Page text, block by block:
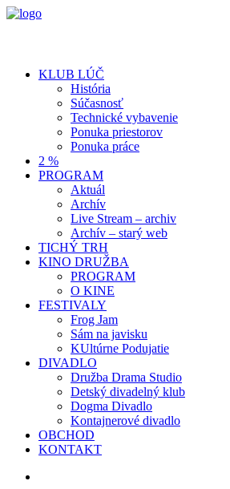
KLUB LÚČ
História
Súčasnosť
Technické vybavenie
Ponuka priestorov
Ponuka práce
2 %
PROGRAM
Aktuál
Archív
Live Stream – archiv
Archív – starý web
TICHÝ TRH
KINO DRUŽBA
PROGRAM
O KINE
FESTIVALY
Frog Jam
Sám na javisku
KUltúrne Podujatie
DIVADLO
Družba Drama Studio
Detský divadelný klub
Dogma Divadlo
Kontajnerové divadlo
OBCHOD
KONTAKT